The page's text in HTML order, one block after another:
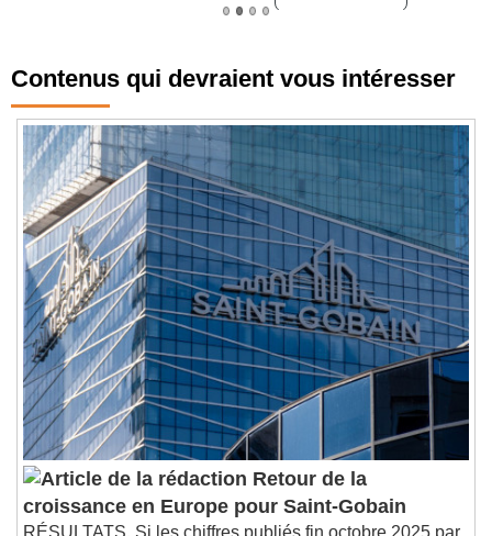
Contenus qui devraient vous intéresser
Retour de la
croissance en Europe pour Saint-Gobain